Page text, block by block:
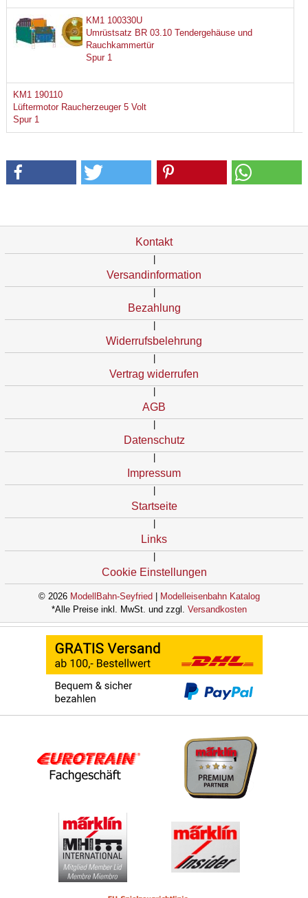
KM1 100330U
Umrüstsatz BR 03.10 Tendergehäuse und
Rauchkammertür
Spur 1
KM1 190110
Lüftermotor Raucherzeuger 5 Volt
Spur 1
Kontakt
Versandinformation
Bezahlung
Widerrufsbelehrung
Vertrag widerrufen
AGB
Datenschutz
Impressum
Startseite
Links
Cookie Einstellungen
© 2026 ModellBahn-Seyfried
Modelleisenbahn Katalog
*Alle Preise inkl. MwSt. und zzgl. Versandkosten